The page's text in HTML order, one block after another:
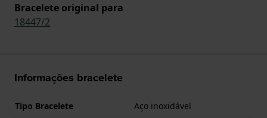
Bracelete original para
18447/2
Informações bracelete
Tipo Bracelete
Aço inoxidável